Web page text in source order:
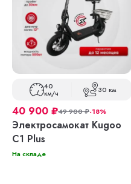
40
км/ч 30 км
40 900 ₽49 900₽-18%
Электросамокат Kugoo
C1 Plus
На складе